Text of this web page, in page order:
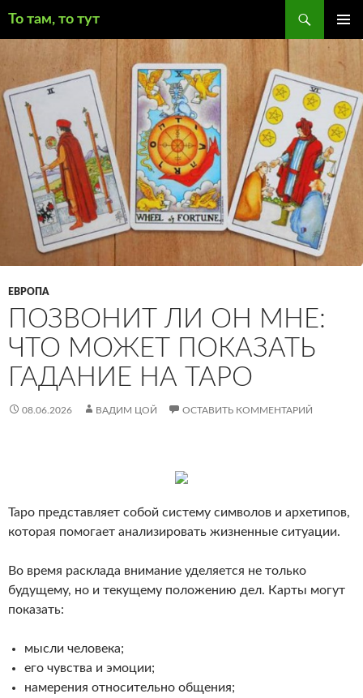
То там, то тут
СОДЕРЖИМОМУ
ЕВРОПА
ПОЗВОНИТ ЛИ ОН МНЕ:
ЧТО МОЖЕТ ПОКАЗАТЬ
ГАДАНИЕ НА ТАРО
08.06.2026 ВАДИМ ЦОЙ ОСТАВИТЬ КОММЕНТАРИЙ
Таро представляет собой систему символов и архетипов,
которая помогает анализировать жизненные ситуации.
Во время расклада внимание уделяется не только
будущему, но и текущему положению дел. Карты могут
показать:
мысли человека;
его чувства и эмоции;
намерения относительно общения;